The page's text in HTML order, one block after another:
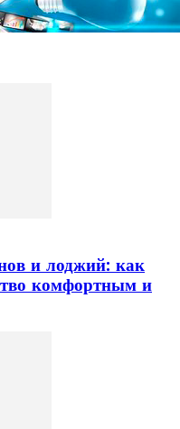
и лоджий: как
комфортным и